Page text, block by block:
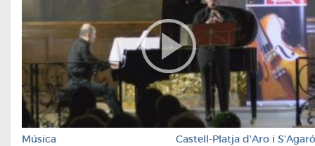
Música Castell-Platja d'Aro i S'Agaró